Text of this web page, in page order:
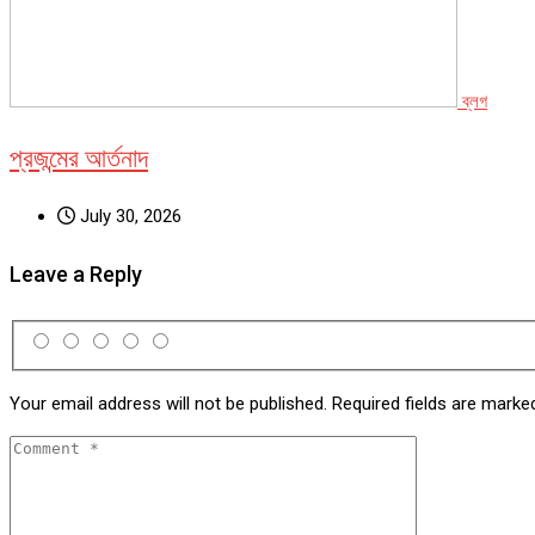
ব্লগ
প্রজন্মের আর্তনাদ
July 30, 2026
Leave a Reply
Your email address will not be published. Required fields are